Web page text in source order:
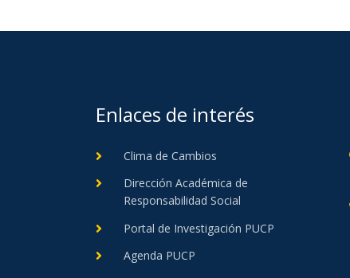
Enlaces de interés
Clima de Cambios
Dirección Académica de
Responsabilidad Social
Portal de Investigación PUCP
Agenda PUCP